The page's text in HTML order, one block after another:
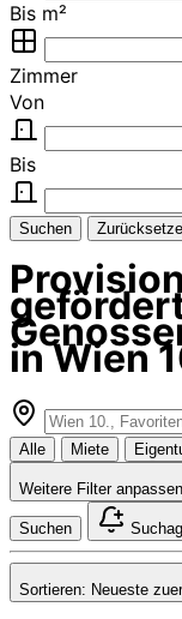
Bis m²
Zimmer
Von
Bis
Suchen
in Wien
Alle Miete
Weitere Filter anpassen
Suchen
Sortieren: Neueste